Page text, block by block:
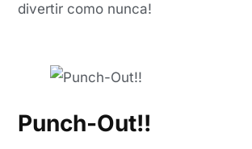
divertir como nunca!
Punch-Out!!